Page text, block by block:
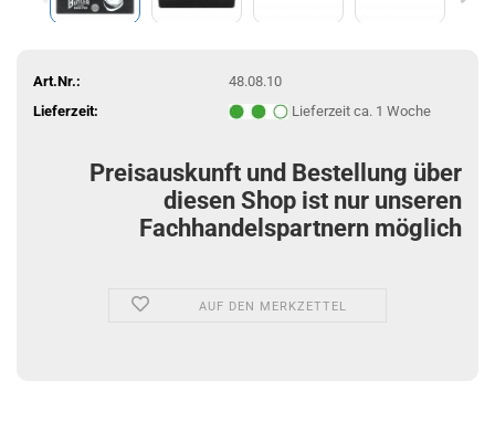
Art.Nr.:
48.08.10
Lieferzeit:
Lieferzeit ca. 1 Woche
Preisauskunft und Bestellung über
diesen Shop ist nur unseren
Fachhandelspartnern möglich
AUF DEN MERKZETTEL